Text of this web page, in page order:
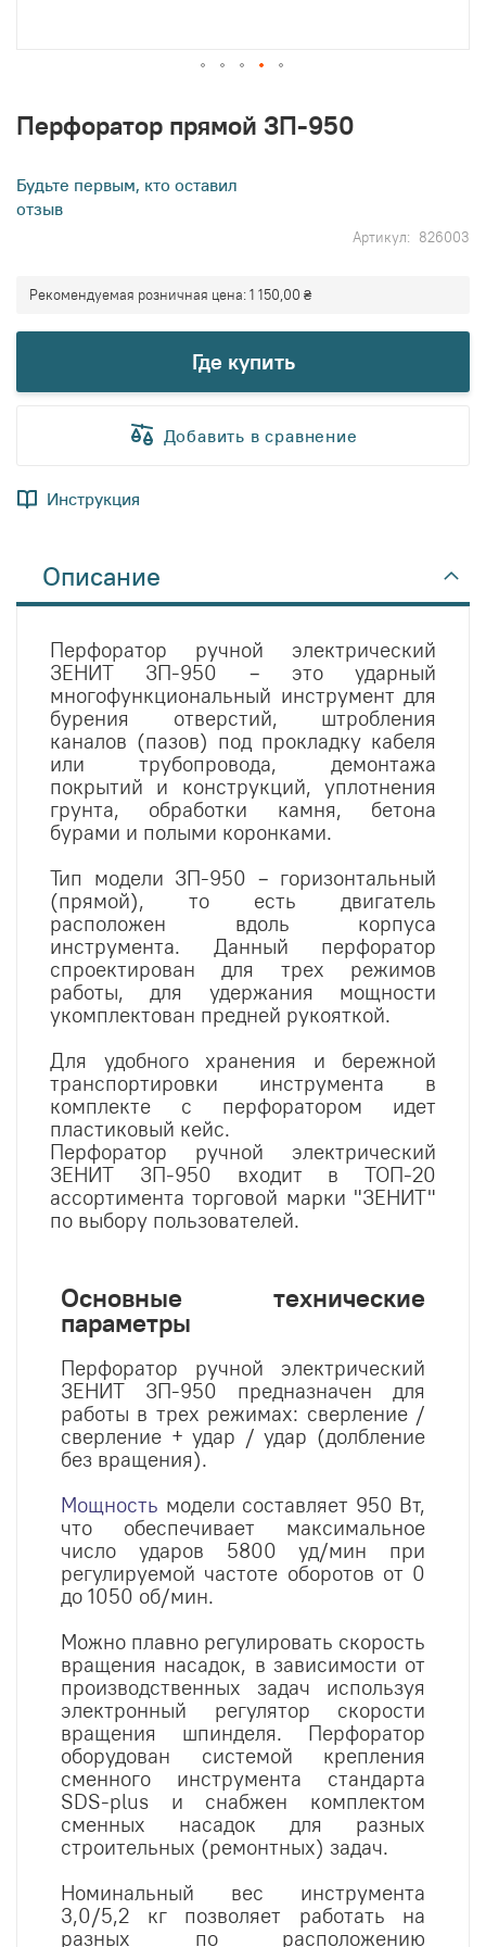
Перфоратор прямой ЗП-950
Будьте первым, кто оставил
отзыв
Артикул 826003
Рекомендуемая розничная цена:1 150,00 ₴
Где купить
Добавить в сравнение
Инструкция
началу
Описание
Перфоратор ручной электрический
ЗЕНИТ ЗП-950 – это ударный
многофункциональный инструмент для
бурения отверстий, штробления
каналов (пазов) под прокладку кабеля
или трубопровода, демонтажа
покрытий и конструкций, уплотнения
грунта, обработки камня, бетона
бурами и полыми коронками.
Тип модели ЗП-950 – горизонтальный
(прямой), то есть двигатель
расположен вдоль корпуса
инструмента. Данный перфоратор
спроектирован для трех режимов
работы, для удержания мощности
укомплектован предней рукояткой.
Для удобного хранения и бережной
транспортировки инструмента в
комплекте с перфоратором идет
пластиковый кейс.
Перфоратор ручной электрический
ЗЕНИТ ЗП-950 входит в ТОП-20
ассортимента торговой марки "ЗЕНИТ"
по выбору пользователей.
Основные технические
параметры
Перфоратор ручной электрический
ЗЕНИТ ЗП-950 предназначен для
работы в трех режимах: сверление /
сверление + удар / удар (долбление
без вращения).
Мощность модели составляет 950 Вт,
что обеспечивает максимальное
число ударов 5800 уд/мин при
регулируемой частоте оборотов от 0
до 1050 об/мин.
Можно плавно регулировать скорость
вращения насадок, в зависимости от
производственных задач используя
электронный регулятор скорости
вращения шпинделя. Перфоратор
оборудован системой крепления
сменного инструмента стандарта
SDS-plus и снабжен комплектом
сменных насадок для разных
строительных (ремонтных) задач.
Номинальный вес инструмента
3,0/5,2 кг позволяет работать на
разных по расположению